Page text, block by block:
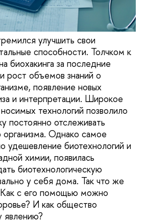
улучшить свои
способности. Толчком к
биохакинга за последние
рост объемов знаний о
появление новых
и интерпретации. Широкое
технологий позволило
постоянно отслеживать
организма. Однако самое
удешевление биотехнологий и
химии, появилась
биотехнологическую
у себя дома. Так что же
Как с его помощью можно
И как общество
явлению?